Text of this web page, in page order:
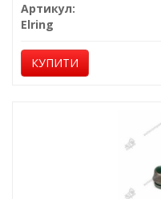
Артикул:
Elring
КУПИТИ